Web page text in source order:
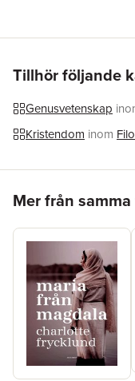
Tillhör följande
Genusvetenskap
Kristendom inom
Mer från